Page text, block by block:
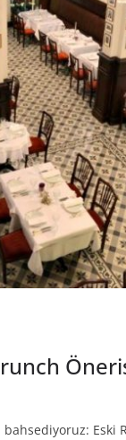
Eski